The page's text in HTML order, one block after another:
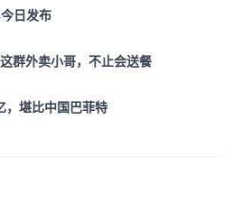
日发布
群外卖小哥，不止会送餐
，堪比中国巴菲特